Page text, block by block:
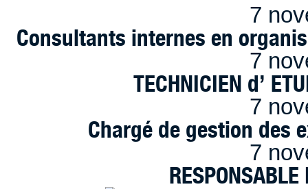
7
Consultants internes en
7
TECHNICIEN d’
7
Chargé de gestion des
7